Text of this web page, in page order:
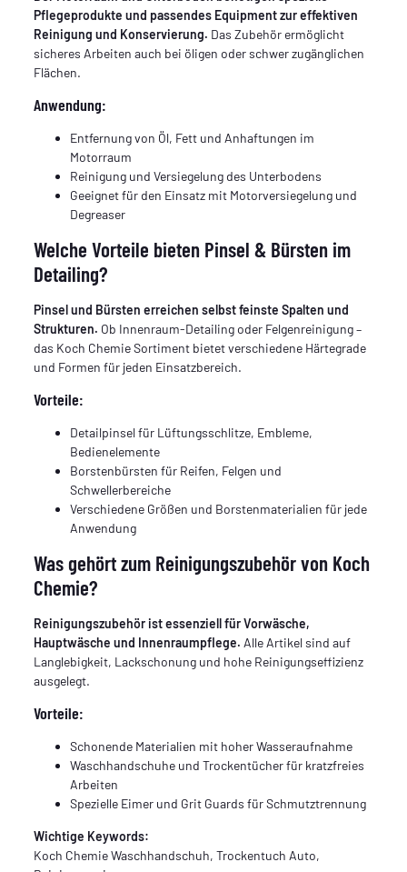
Pflegeprodukte und passendes Equipment zur effektiven
Reinigung und Konservierung. Das Zubehör ermöglicht
sicheres Arbeiten auch bei öligen oder schwer zugänglichen
Flächen.
Anwendung:
Entfernung von Öl, Fett und Anhaftungen im
Motorraum
Reinigung und Versiegelung des Unterbodens
Geeignet für den Einsatz mit Motorversiegelung und
Degreaser
Welche Vorteile bieten Pinsel & Bürsten im
Detailing?
Pinsel und Bürsten erreichen selbst feinste Spalten und
Strukturen. Ob Innenraum-Detailing oder Felgenreinigung –
das Koch Chemie Sortiment bietet verschiedene Härtegrade
und Formen für jeden Einsatzbereich.
Vorteile:
Detailpinsel für Lüftungsschlitze, Embleme,
Bedienelemente
Borstenbürsten für Reifen, Felgen und
Schwellerbereiche
Verschiedene Größen und Borstenmaterialien für jede
Anwendung
Was gehört zum Reinigungszubehör von Koch
Chemie?
Reinigungszubehör ist essenziell für Vorwäsche,
Hauptwäsche und Innenraumpflege. Alle Artikel sind auf
Langlebigkeit, Lackschonung und hohe Reinigungseffizienz
ausgelegt.
Vorteile:
Schonende Materialien mit hoher Wasseraufnahme
Waschhandschuhe und Trockentücher für kratzfreies
Arbeiten
Spezielle Eimer und Grit Guards für Schmutztrennung
Wichtige Keywords:
Koch Chemie Waschhandschuh, Trockentuch Auto,